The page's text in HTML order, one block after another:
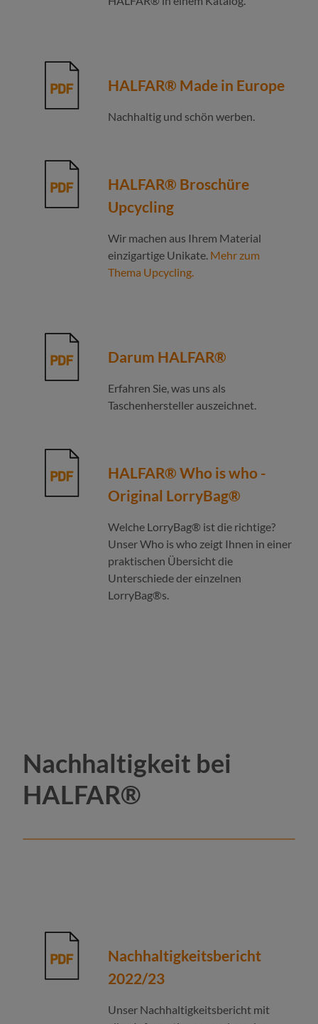
HALFAR® Made in Europe
Nachhaltig und schön werben.
HALFAR® Broschüre
Upcycling
Wir machen aus Ihrem Material
einzigartige Unikate. Mehr zum
Thema Upcycling.
Darum HALFAR®
Erfahren Sie, was uns als
Taschenhersteller auszeichnet.
HALFAR® Who is who -
Original LorryBag®
Welche LorryBag® ist die richtige?
Unser Who is who zeigt Ihnen in einer
praktischen Übersicht die
Unterschiede der einzelnen
LorryBag®s.
Nachhaltigkeit bei
HALFAR®
Nachhaltigkeitsbericht
2022/23
Unser Nachhaltigkeitsbericht mit